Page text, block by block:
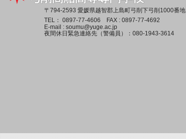
〒794-2593 愛媛県越智郡上島町弓削下弓削1000番地
TEL：0897-77-4606
FAX : 0897-77-4692
E-mail :soumu@yuge.ac.jp
夜間休日緊急連絡先（警備員）：080-1943-3614